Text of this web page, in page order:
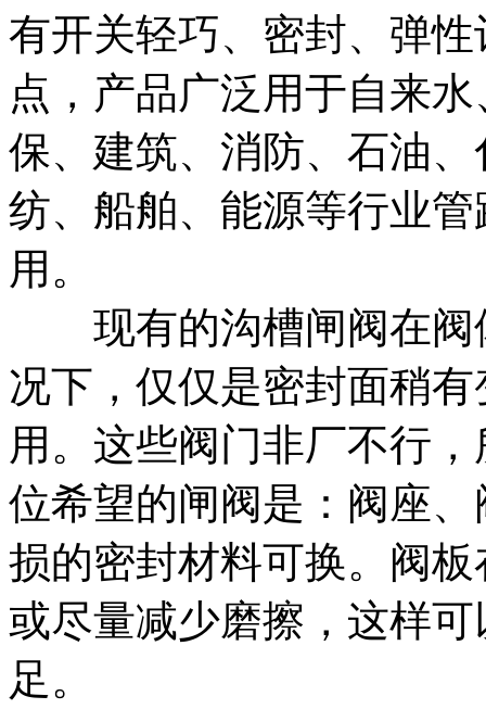
有开关轻巧、密封、弹
点，产品广泛用于自来
保、建筑、消防、石油
纺、船舶、能源等行业
用。
现有的沟槽闸阀在阀
况下，仅仅是密封面稍
用。这些阀门非厂不行
位希望的闸阀是：阀座
损的密封材料可换。阀
或尽量减少磨擦，这样
足。